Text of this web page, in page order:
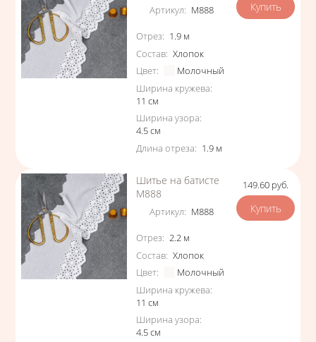
Артикул: М888
Характеристики
Отрез: 1.9 м
Состав: Хлопок
Цвет:
Молочный
Ширина кружева:
11 см
Ширина узора:
4.5см
Длина отреза: 1.9 м
Шитье на батисте
М888
Артикул: М888
Характеристики
Отрез: 2.2 м
Состав: Хлопок
Цвет:
Молочный
Ширина кружева:
11 см
Ширина узора:
4.5см
Цена
149.60 руб.